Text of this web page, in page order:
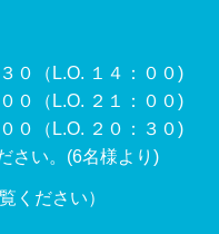
（L.O. １４：００)
（L.O. ２１：００)
２０：３０)
さい。(6名様より)
ください）